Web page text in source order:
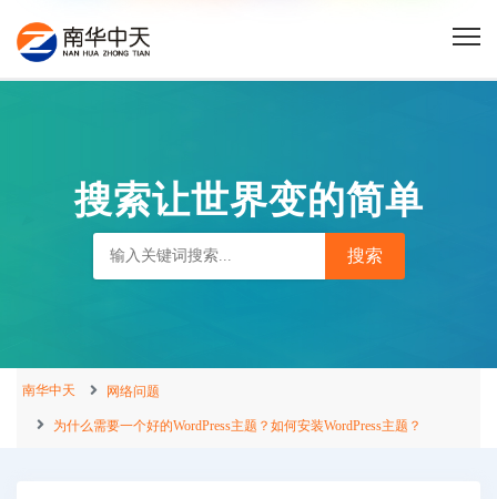
搜索让世界变的简单
南华中天 网络问题
为什么需要一个好的WordPress主题？如何安装WordPress主题？